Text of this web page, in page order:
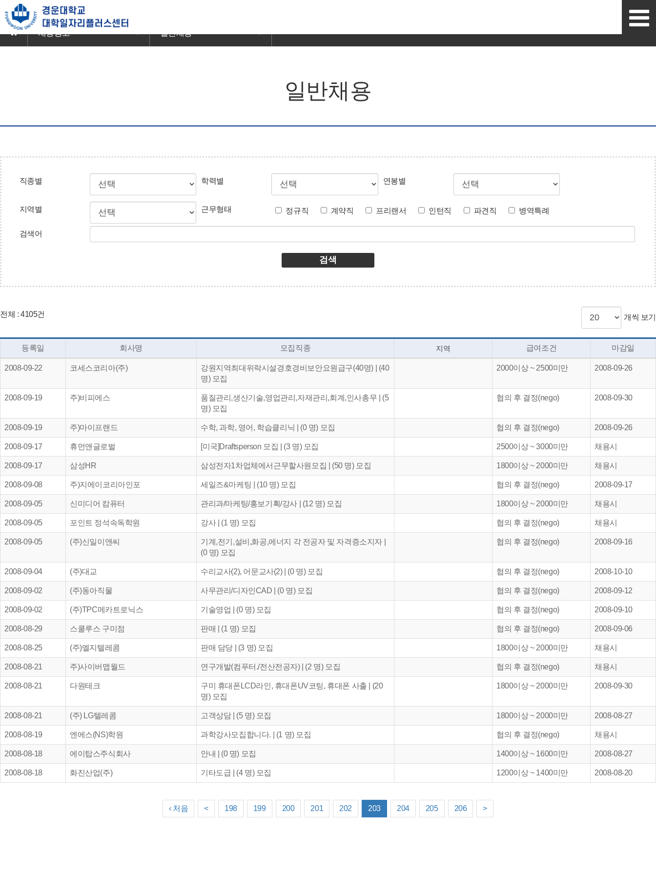
문
로
가
채용공고 일반채용
일반채용
직종별 학력별 연봉별
지역별 근무형태 정규직 계약직 프리랜서 인턴직 파견직 병역특례
검색어
검색
전체 : 4105건 개씩 보기
등록일 회사명 모집직종 지역 급여조건 마감일
2008-09-22 코세스코리아(주)
강원지역최대위락시설경호경비보안요원급구(40명) | (40
명) 모집
2000이상 ~ 2500미만 2008-09-26
2008-09-19 주)비피에스
품질관리,생산기술,영업관리,자재관리,회계,인사총무 | (5
명) 모집
협의 후 결정(nego) 2008-09-30
2008-09-19 주)마이프랜드 수학, 과학, 영어, 학습클리닉 | (0 명) 모집 협의 후 결정(nego) 2008-09-26
2008-09-17 휴먼앤글로벌 [미국]Draftsperson 모집 | (3 명) 모집 2500이상 ~ 3000미만 채용시
2008-09-17 삼성HR 삼성전자1차업체에서근무할사원모집 | (50 명) 모집 1800이상 ~ 2000미만 채용시
2008-09-08 주)지에이코리아인포 세일즈&마케팅 | (10 명) 모집 협의 후 결정(nego) 2008-09-17
2008-09-05 신미디어 캄퓨터 관리과/마케팅/홍보기획/강사 | (12 명) 모집 1800이상 ~ 2000미만 채용시
2008-09-05 포인트 정석속독학원 강사 | (1 명) 모집 협의 후 결정(nego) 채용시
2008-09-05 (주)신일이앤씨
기계,전기,설비,화공,에너지 각 전공자 및 자격증소지자 |
(0 명) 모집
협의 후 결정(nego) 2008-09-16
2008-09-04 (주)대교 수리교사(2), 어문교사(2) | (0 명) 모집 협의 후 결정(nego) 2008-10-10
2008-09-02 (주)동아직물 사무관리/디자인CAD | (0 명) 모집 협의 후 결정(nego) 2008-09-12
2008-09-02 (주)TPC메카트로닉스 기술영업 | (0 명) 모집 협의 후 결정(nego) 2008-09-10
2008-08-29 스쿨루스 구미점 판매 | (1 명) 모집 협의 후 결정(nego) 2008-09-06
2008-08-25 (주)엘지텔레콤 판매 담당 | (3 명) 모집 1800이상 ~ 2000미만 채용시
2008-08-21 주)사이버맵월드 연구개발(컴푸터./전산전공자) | (2 명) 모집 협의 후 결정(nego) 채용시
2008-08-21 다원테크
구미 휴대폰LCD라인, 휴대폰UV코팅, 휴대폰 사출 | (20
명) 모집
1800이상 ~ 2000미만 2008-09-30
2008-08-21 (주) LG텔레콤 고객상담 | (5 명) 모집 1800이상 ~ 2000미만 2008-08-27
2008-08-19 엔에스(NS)학원 과학강사모집합니다. | (1 명) 모집 협의 후 결정(nego) 채용시
2008-08-18 에이탑스주식회사 안내 | (0 명) 모집 1400이상 ~ 1600미만 2008-08-27
2008-08-18 화진산업(주) 기타도급 | (4 명) 모집 1200이상 ~ 1400미만 2008-08-20
‹ 처음 < 198 199 200 201 202 203 204 205 206 >